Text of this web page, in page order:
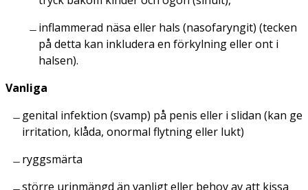
inflammerad näsa eller hals (nasofaryngit) (tecken
på detta kan inkludera en förkylning eller ont i
halsen).
Vanliga
genital infektion (svamp) på penis eller i slidan (kan ge
irritation, klåda, onormal flytning eller lukt)
ryggsmärta
större urinmängd än vanligt eller behov av att kissa